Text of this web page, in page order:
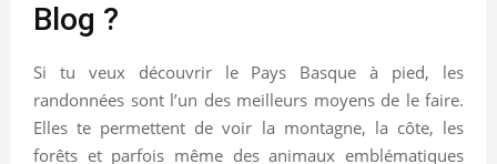
Blog ?
Si tu veux découvrir le Pays Basque à pied, les
randonnées sont l’un des meilleurs moyens de le faire.
Elles te permettent de voir la montagne, la côte, les
forêts et parfois même des animaux emblématiques